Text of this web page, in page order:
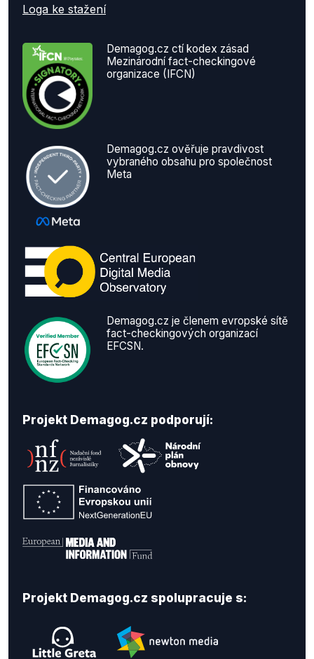
Loga ke stažení
Demagog.cz ctí kodex zásad
Mezinárodní fact-checkingové
organizace (IFCN)
Demagog.cz ověřuje pravdivost
vybraného obsahu pro společnost
Meta
Demagog.cz je členem evropské sítě
fact-checkingových organizací
EFCSN.
Projekt Demagog.cz podporují:
Projekt Demagog.cz spolupracuje s: